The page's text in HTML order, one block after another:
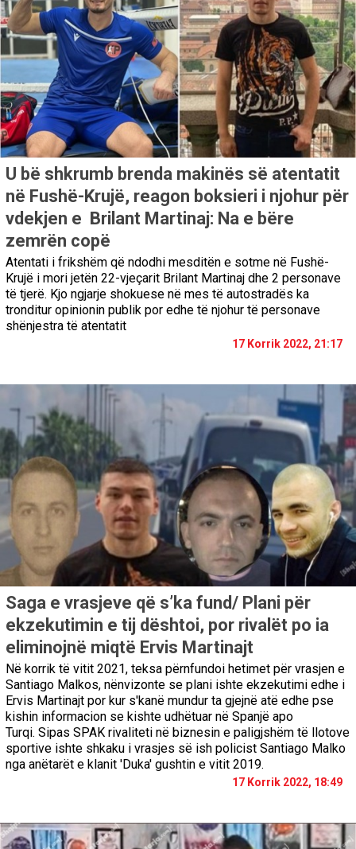
U bë shkrumb brenda makinës së atentatit
në Fushë-Krujë, reagon boksieri i njohur për
vdekjen e Brilant Martinaj: Na e bëre
zemrën copë
Atentati i frikshëm që ndodhi mesditën e sotme në Fushë-
Krujë i mori jetën 22-vjeçarit Brilant Martinaj dhe 2 personave
të tjerë. Kjo ngjarje shokuese në mes të autostradës ka
tronditur opinionin publik por edhe të njohur të personave
shënjestra të atentatit
17 Korrik 2022, 21:17
Saga e vrasjeve që s’ka fund/ Plani për
ekzekutimin e tij dështoi, por rivalët po ia
eliminojnë miqtë Ervis Martinajt
Në korrik të vitit 2021, teksa përnfundoi hetimet për vrasjen e
Santiago Malkos, nënvizonte se plani ishte ekzekutimi edhe i
Ervis Martinajt por kur s'kanë mundur ta gjejnë atë edhe pse
kishin informacion se kishte udhëtuar në Spanjë apo
Turqi. Sipas SPAK rivaliteti në biznesin e paligjshëm të llotove
sportive ishte shkaku i vrasjes së ish policist Santiago Malko
nga anëtarët e klanit 'Duka' gushtin e vitit 2019.
17 Korrik 2022, 18:49